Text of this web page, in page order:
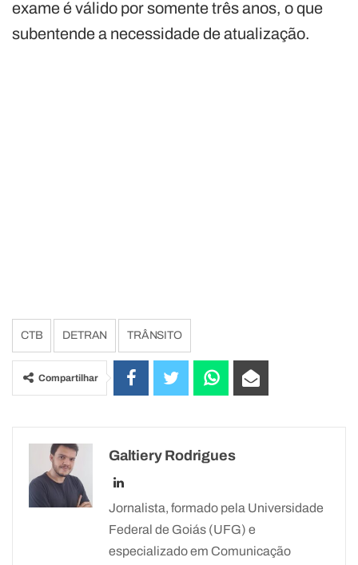
exame é válido por somente três anos, o que
subentende a necessidade de atualização.
CTB DETRAN TRÂNSITO
Compartilhar
Galtiery Rodrigues
Jornalista, formado pela Universidade
Federal de Goiás (UFG) e
especializado em Comunicação